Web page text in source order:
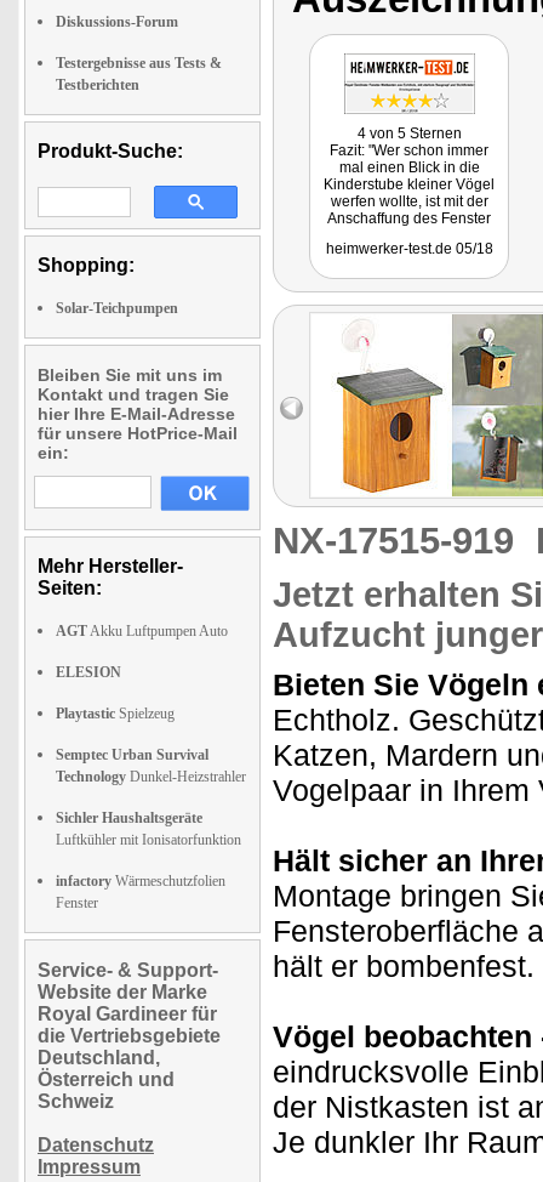
Diskussions-Forum
Testergebnisse aus Tests &
Testberichten
Produkt-Suche:
Shopping:
Solar-Teichpumpen
Bleiben Sie mit uns im
Kontakt und tragen Sie
hier Ihre E-Mail-Adresse
für unsere HotPrice-Mail
ein:
Mehr Hersteller-
Seiten:
AGTAkku Luftpumpen Auto
ELESION
Playtastic Spielzeug
Semptec Urban Survival
Technology Dunkel-Heizstrahler
Sichler Haushaltsgeräte
Luftkühler mit Ionisatorfunktion
infactory Wärmeschutzfolien
Fenster
Service- & Support-
Website der Marke
Royal Gardineer für
die Vertriebsgebiete
Deutschland,
Österreich und
Schweiz
Datenschutz
Impressum
4 von 5 Sternen
Fazit: "Wer schon immer
mal einen Blick in die
Kinderstube kleiner Vögel
werfen wollte, ist mit der
Anschaffung des Fenster
Gardineer gut beraten.
Natur kaum sein."
heimwerker-test.de 05/18
NX-17515-919
Jetzt erhalten
Aufzucht
Bieten Sie Vögeln
Echtholz.
Katzen, Mardern
Vogelpaar in Ihrem
Hält sicher an
Montage bringen
Fensteroberfläche
hält er bombenfest.
Vögel beobachten
eindrucksvolle
der Nistkasten ist
Je dunkler Ihr